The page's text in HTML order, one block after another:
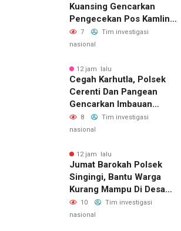
Kuansing Gencarkan
Pengecekan Pos Kamling,
Kapolres Ajak Warga Aktif
Jaga Keamanan
7
Tim investigasi
nasional
12 jam lalu
Cegah Karhutla, Polsek
Cerenti Dan Pangean
Gencarkan Imbauan
Kepada Masyarakat
8
Tim investigasi
nasional
12 jam lalu
Jumat Barokah Polsek
Singingi, Bantu Warga
Kurang Mampu Di Desa
Sungai Kuning
10
Tim investigasi
nasional